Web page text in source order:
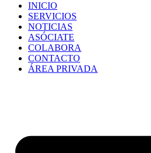
INICIO
SERVICIOS
NOTICIAS
ASÓCIATE
COLABORA
CONTACTO
ÁREA PRIVADA